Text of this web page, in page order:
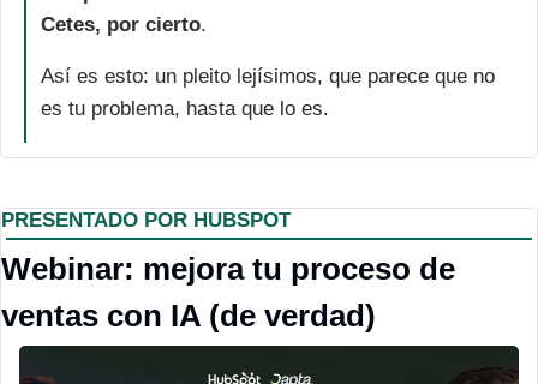
Cetes, por cierto.
Así es esto: un pleito lejísimos, que parece que no
es tu problema, hasta que lo es.
PRESENTADO POR HUBSPOT
Webinar: mejora tu proceso de
ventas con IA (de verdad)